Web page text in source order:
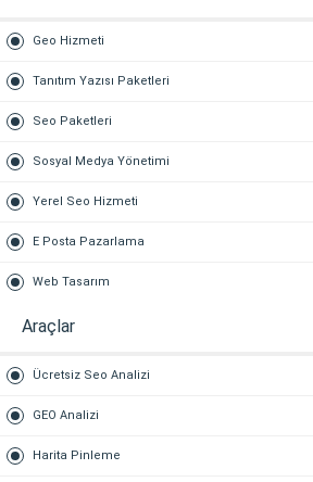
Geo Hizmeti
Tanıtım Yazısı Paketleri
Seo Paketleri
Sosyal Medya Yönetimi
Yerel Seo Hizmeti
E Posta Pazarlama
Web Tasarım
Araçlar
Ücretsiz Seo Analizi
GEO Analizi
Harita Pinleme